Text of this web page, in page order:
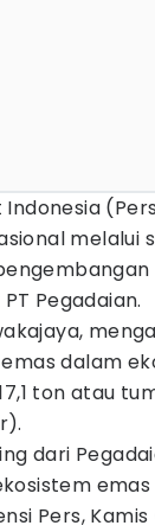
Indonesia
melalui
Pegadaian.
dalam
ton atau
dari
Pers,